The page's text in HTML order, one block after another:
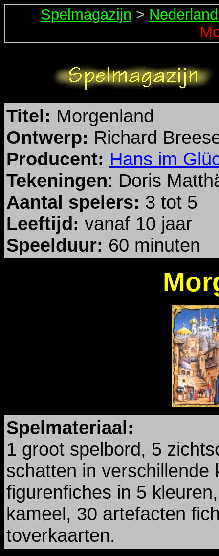
Spelmagazijn >
Titel: Morgenland
Ontwerp: Richard
Producent: Hans im
Tekeningen: Doris
Aantal spelers: 3 tot 5
Leeftijd: vanaf 10 jaar
Speelduur: 60 minuten
Spelmateriaal:
1 groot spelbord, 5
schatten in
figurenfiches in 5
kameel, 30 artefacten
toverkaarten.